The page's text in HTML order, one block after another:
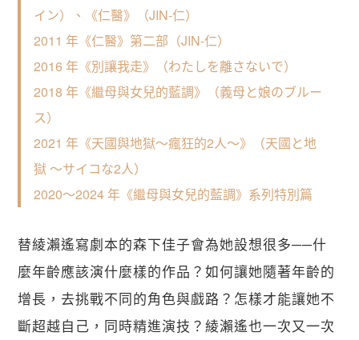
イン）、《仁醫》（JIN-仁）
2011 年《仁醫》第二部（JIN-仁）
2016 年《別讓我走》（わたしを離さないで）
2018 年《繼母與女兒的藍調》（義母と娘のブルー
ス）
2021 年《天國與地獄～瘋狂的2人～》（天國と地
獄 ～サイコな2人）
2020～2024 年《繼母與女兒的藍調》系列特別篇
替綾瀨遙寫劇本的森下佳子會為她設想很多──什
麼年齡應該演什麼樣的作品？如何讓她隨著年齡的
增長，去挑戰不同的角色與戲路？怎樣才能讓她不
斷超越自己，同時精進演技？綾瀨遙也一次又一次